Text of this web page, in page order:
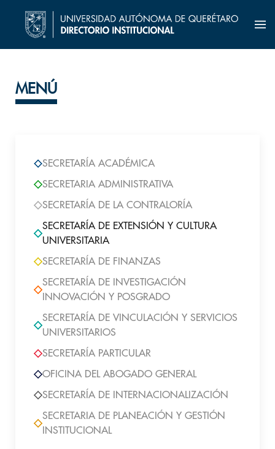
MENÚ
SECRETARÍA ACADÉMICA
SECRETARIA ADMINISTRATIVA
SECRETARÍA DE LA CONTRALORÍA
SECRETARÍA DE EXTENSIÓN Y CULTURA
UNIVERSITARIA
SECRETARÍA DE FINANZAS
SECRETARÍA DE INVESTIGACIÓN
INNOVACIÓN Y POSGRADO
SECRETARÍA DE VINCULACIÓN Y SERVICIOS
UNIVERSITARIOS
SECRETARÍA PARTICULAR
OFICINA DEL ABOGADO GENERAL
SECRETARÍA DE INTERNACIONALIZACIÓN
SECRETARIA DE PLANEACIÓN Y GESTIÓN
INSTITUCIONAL